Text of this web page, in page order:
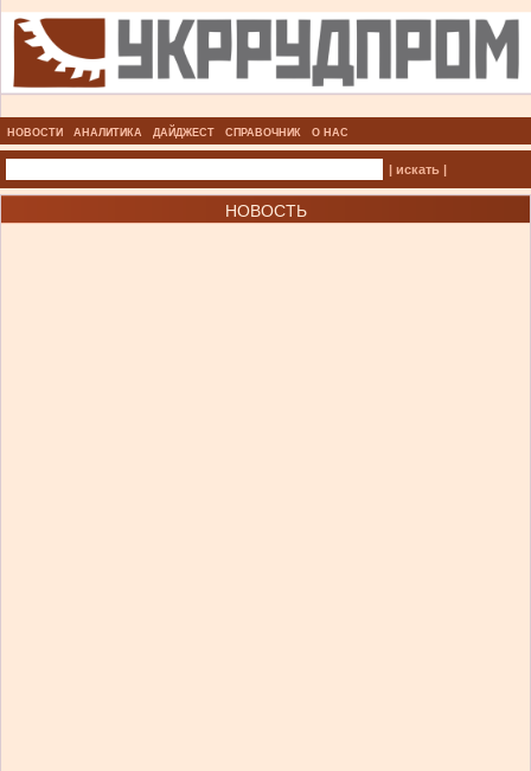
НОВОСТИ АНАЛИТИКА ДАЙДЖЕСТ СПРАВОЧНИК О НАС
| искать |
НОВОСТЬ